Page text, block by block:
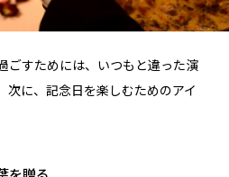
ごすためには、いつもと違った演
次に、記念日を楽しむためのアイ